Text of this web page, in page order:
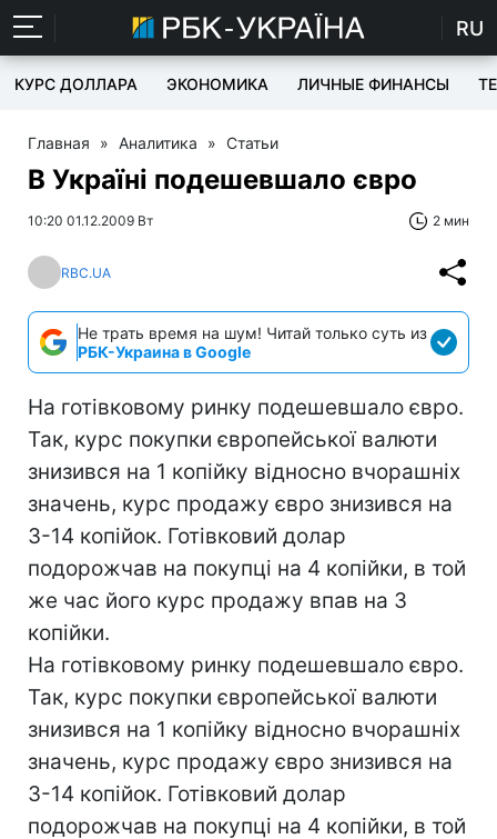
RU
КУРС ДОЛЛАРА ЭКОНОМИКА ЛИЧНЫЕ ФИНАНСЫ
Главная » Аналитика » Статьи
В Україні подешевшало євро
10:20 01.12.2009 Вт 2 мин
RBC.UA
Не трать время на шум! Читай только суть из
РБК-Украина в Google
На готівковому ринку подешевшало євро.
Так, курс покупки європейської валюти
знизився на 1 копійку відносно вчорашніх
значень, курс продажу євро знизився на
3-14 копійок. Готівковий долар
подорожчав на покупці на 4 копійки, в той
же час його курс продажу впав на 3
копійки.
На готівковому ринку подешевшало євро.
Так, курс покупки європейської валюти
знизився на 1 копійку відносно вчорашніх
значень, курс продажу євро знизився на
3-14 копійок. Готівковий долар
подорожчав на покупці на 4 копійки, в той